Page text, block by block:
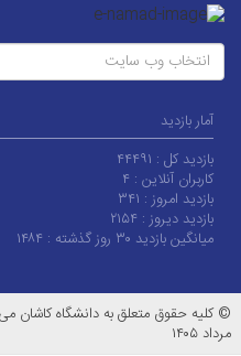
انتخاب وب سایت
آمار بازدید
بازدید کل : ۴۴۴۹۱
کاربران آنلاین : ۴
بازدید امروز : ۳۴۱
بازدید دیروز : ۲۱۵۴
میانگین بازدید ۳۰ روز گذشته :
۱۴۸۴
© کلیه حقوق متعلق به دانشگاه کاشان
مرداد ۱۴۰۵